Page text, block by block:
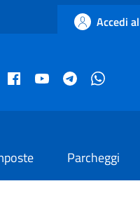
Accedi
Facebook istituzionale
Facebook museo civico
YouTube Telegram
Parcheggi